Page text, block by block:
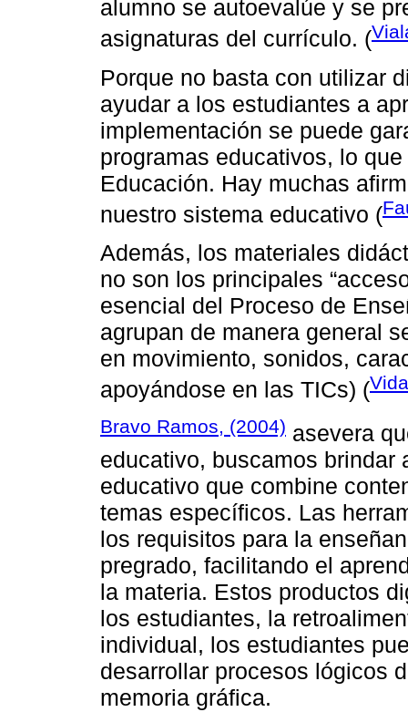
alumno se autoevalúe y se
asignaturas del currículo. (
Porque no basta con utilizar
ayudar a los estudiantes a
implementación se puede
programas educativos, lo
Educación. Hay muchas
nuestro sistema educativo (
Además, los materiales
no son los principales
esencial del Proceso de
agrupan de manera general
en movimiento, sonidos,
apoyándose en las TICs) (
Bravo Ramos, (2004) asevera
educativo, buscamos brindar
educativo que combine
temas específicos. Las
los requisitos para la
pregrado, facilitando el
la materia. Estos productos
los estudiantes, la
individual, los estudiantes
desarrollar procesos lógicos
memoria gráfica.